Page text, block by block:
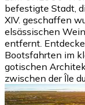
befestigte Stadt,
XIV. geschaffen
elsässischen
entfernt.
Bootsfahrten im
gotischen
zwischen der Île